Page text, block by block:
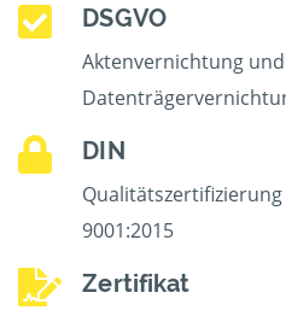
DSGVO
Aktenvernichtung und
DIN
Qualitätszertifizierung
9001:2015
Zertifikat